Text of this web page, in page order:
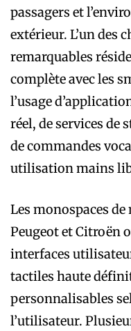
passagers et
extérieur. L’un des
remarquables
complète avec les
l’usage
réel, de services de
de commandes
utilisation mains
Les monospaces
Peugeot et Citroën
interfaces
tactiles haute
personnalisables
l’utilisateur.